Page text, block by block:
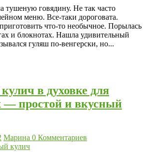
тушеную говядину. Не так часто
меню. Все-таки дороговата.
что-то необычное. Порылась
и блокнотах. Нашла удивительный
гуляш по-венгерски, но...
в духовке для
простой и вкусный
Марина 0 Комментариев